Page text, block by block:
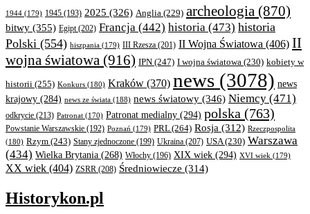
1944 (179) 1945 (193) 2025 (326) Anglia (229) archeologia (870)
bitwy (355) Egipt(202) Francja (442) historia (473) historia
Polski (554) hiszpania (179) III Rzesza (201) II Wojna Światowa (406) II
wojna światowa (916) IPN (247) I wojna światowa (230) kobiety w
historii (255) Konkurs (180) Kraków (370) news (3078) news
krajowy (284) news ze świata (188) news światowy (346) Niemcy (471)
odkrycie (213) Patronat (170) Patronat medialny (294) polska (763)
Powstanie Warszawskie (192) Poznań (179) PRL(264) Rosja (312) Rzeczpospolita
(180) Rzym (243) Stany zjednoczone (199) Ukraina (207) USA(230) Warszawa
(434) Wielka Brytania (268) Włochy (196) XIX wiek (294) XVI wiek (179)
XX wiek (404) ZSRR (208) Średniowiecze (314)
Historykon.pl